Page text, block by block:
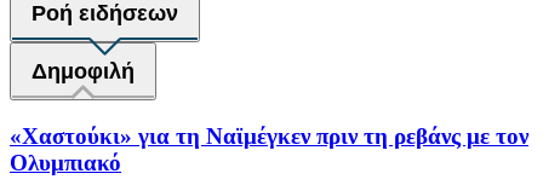
Ροή ειδήσεων
Δημοφιλή
«Χαστούκι» για τη Ναϊμέγκεν πριν τη ρεβάνς με τον
Ολυμπιακό